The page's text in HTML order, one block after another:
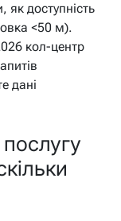
доступність
<50 м).
кол-центр
дані